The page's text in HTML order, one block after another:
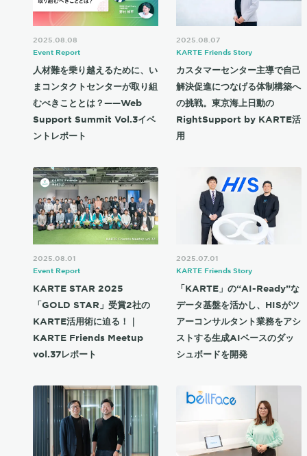
2025.08.08
Event Report
人材難を乗り越えるために、い
まコンタクトセンターが取り組
むべきこととは？——Web
Support Summit Vol.3イベ
ントレポート
2025.08.07
KARTE Friends Story
カスタマーセンター主導で自己
解決促進につなげる体制構築へ
の挑戦。東京海上日動の
RightSupport by KARTE活
用
2025.08.01
Event Report
KARTE STAR 2025
「GOLD STAR」受賞2社の
KARTE活用術に迫る！｜
KARTE Friends Meetup
vol.37レポート
2025.07.01
KARTE Friends Story
「KARTE」の“AI-Ready”な
データ基盤を活かし、HISがツ
アーコンサルタント業務をアシ
ストする生成AIベースのダッ
シュボードを開発